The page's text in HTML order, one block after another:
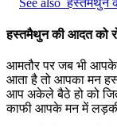
See also हस्तमैथुन
हस्तमैथुन की आदत को
आमतौर पर जब भी आपके
आता है तो आपका मन
आप अकेले बैठे हो को
काफी आपके मन में